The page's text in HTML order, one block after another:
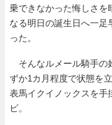
乗できなかった悔しさを
なる明日の誕生日へ一足
った。
そんなルメール騎手の
ずか1カ月程度で状態を
表馬イクイノックスを手
ビ。